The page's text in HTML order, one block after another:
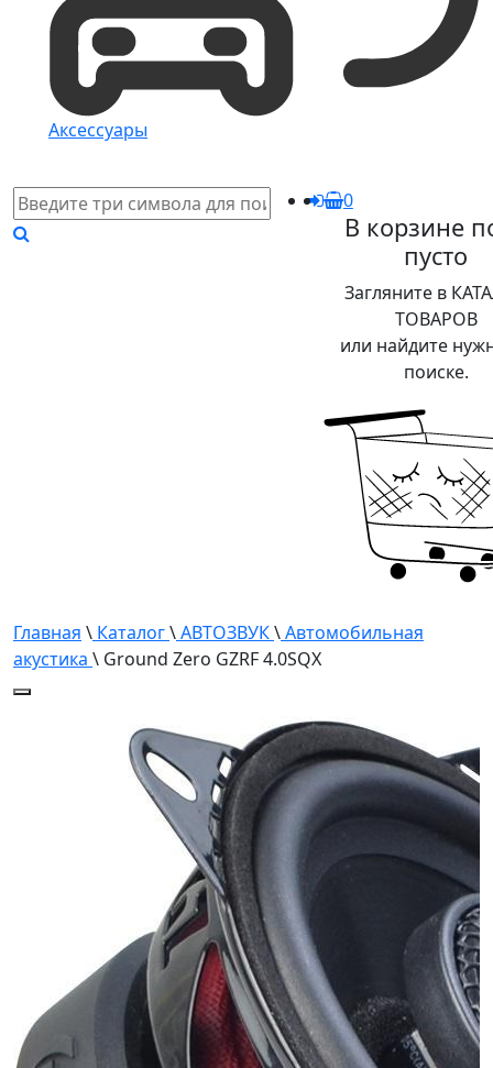
Аксессуары
0
В корзине
пусто
Загляните в
ТОВАРОВ
или найдите
поиске.
Главная \ Каталог\АВТОЗВУК\Автомобильная
акустика \ Ground Zero GZRF 4.0SQX